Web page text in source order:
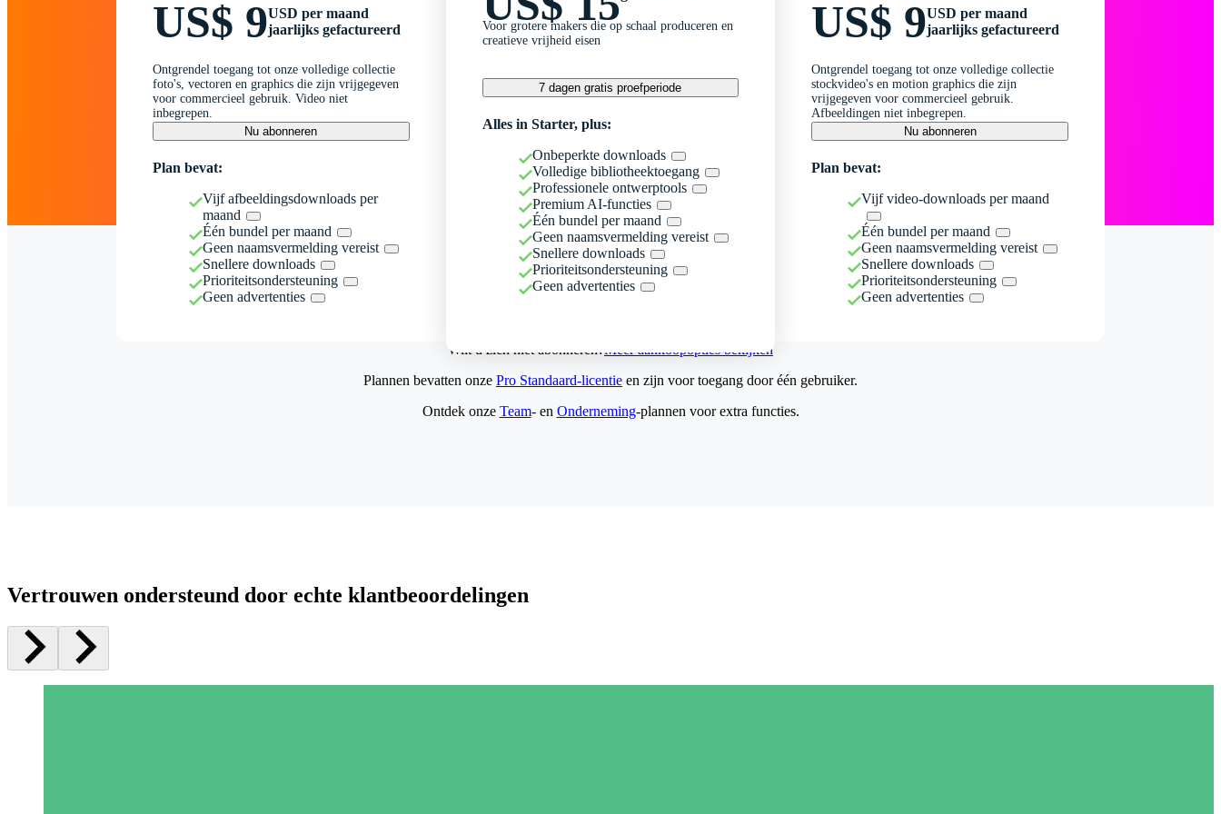
US$ 9USD per maand
jaarlijks gefactureerd
Ontgrendel toegang tot onze volledige collectie
foto's, vectoren en graphics die zijn vrijgegeven
voor commercieel gebruik. Video niet
inbegrepen.
Nu abonneren
Plan bevat:
Vijf afbeeldingsdownloads per
maand
Één bundel per maand
Geen naamsvermelding vereist
Snellere downloads
Prioriteitsondersteuning
Geen advertenties
Voor grotere makers die op schaal produceren en
creatieve vrijheid eisen
7 dagen gratis proefperiode
Alles in Starter, plus:
Onbeperkte downloads
Volledige bibliotheektoegang
Professionele ontwerptools
Premium AI-functies
Één bundel per maand
Geen naamsvermelding vereist
Snellere downloads
Prioriteitsondersteuning
Geen advertenties
US$ 9USD per maand
jaarlijks gefactureerd
Ontgrendel toegang tot onze volledige collectie
stockvideo's en motion graphics die zijn
vrijgegeven voor commercieel gebruik.
Afbeeldingen niet inbegrepen.
Nu abonneren
Plan bevat:
Vijf video-downloads per maand
Één bundel per maand
Geen naamsvermelding vereist
Snellere downloads
Prioriteitsondersteuning
Geen advertenties
Wilt u zich niet abonneren?Meer aankoopopties bekijken
Plannen bevatten onze Pro Standaard-licentie en zijn voor toegang door één gebruiker.
Ontdek onze Team- en Onderneming-plannen voor extra functies.
Vertrouwen ondersteund door echte klantbeoordelingen